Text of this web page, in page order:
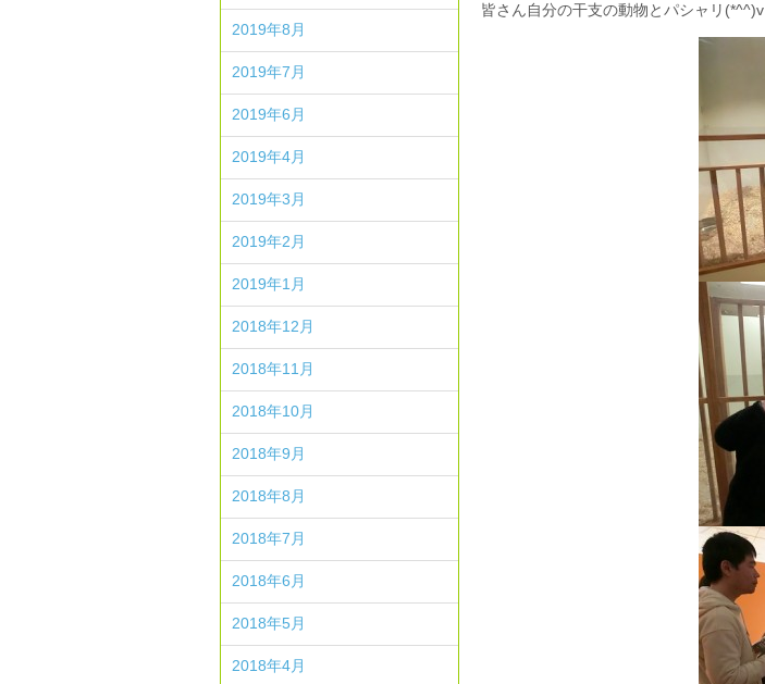
皆さん自分の干支の動物とパシャリ(*^^)v
2019年8月
2019年7月
2019年6月
2019年4月
2019年3月
2019年2月
2019年1月
2018年12月
2018年11月
2018年10月
2018年9月
2018年8月
2018年7月
2018年6月
2018年5月
2018年4月